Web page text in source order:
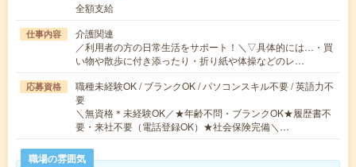
全額支給
仕事内容
介護関連
／利用者の方の日常生活をサポート！＼▽具体的には…・買
い物や散歩に付き添ったり・折り紙や体操などのレ…
応募資格
職種未経験OK / ブランクOK / パソコンスキル不要 / 英語力不
要
＼無資格＊未経験OK／★年齢不問・ブランクOK★履歴書不
要・来社不要（電話登録OK）★社会保険完備＼…
職場の雰囲気